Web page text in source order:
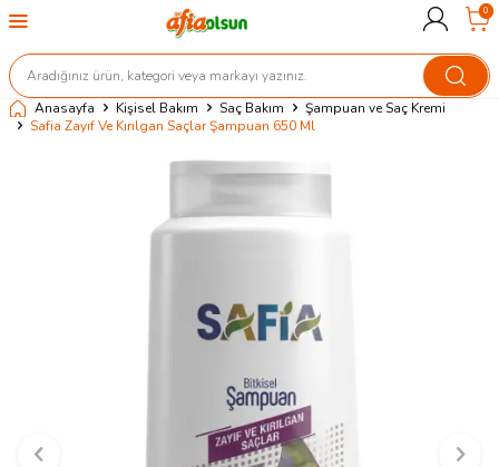
0
Anasayfa Kişisel Bakım Saç Bakım
Şampuan ve Saç Kremi
Safia Zayıf Ve Kırılgan Saçlar Şampuan 650 Ml